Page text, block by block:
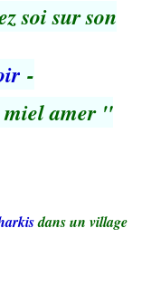
soi sur son
-
miel amer "
dans un village